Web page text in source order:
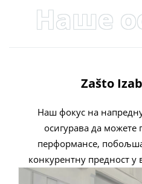
Наше
Zašto
Наш фокус на
осигурава да
перформансе,
конкурентну предност